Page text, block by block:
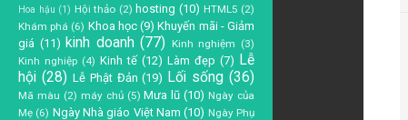
Hoa hậu (1) Hội thảo (2) hosting (10) HTML5 (2)
Khám phá (6) Khoa học (9) Khuyến mãi - Giảm
giá (11) kinh doanh (77) Kinh nghiệm (3)
Kinh nghiệp (4) Kinh tế (12) Làm đẹp (7) Lễ
hội (28) Lễ Phật Đản (19) Lối sống (36)
Mã màu (2) máy chủ (5) Mưa lũ (10) Ngày của
Mẹ (6) Ngày Nhà giáo Việt Nam (10) Ngày Phụ